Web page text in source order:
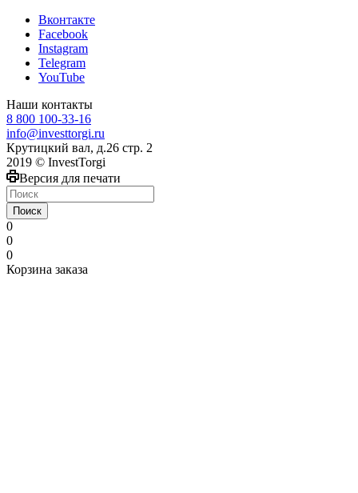
Вконтакте
Facebook
Instagram
Telegram
YouTube
Наши контакты
8 800 100-33-16
info@investtorgi.ru
Крутицкий вал, д.26 стр. 2
2019 © InvestTorgi
Версия для печати
Поиск
0
0
0
Корзина заказа